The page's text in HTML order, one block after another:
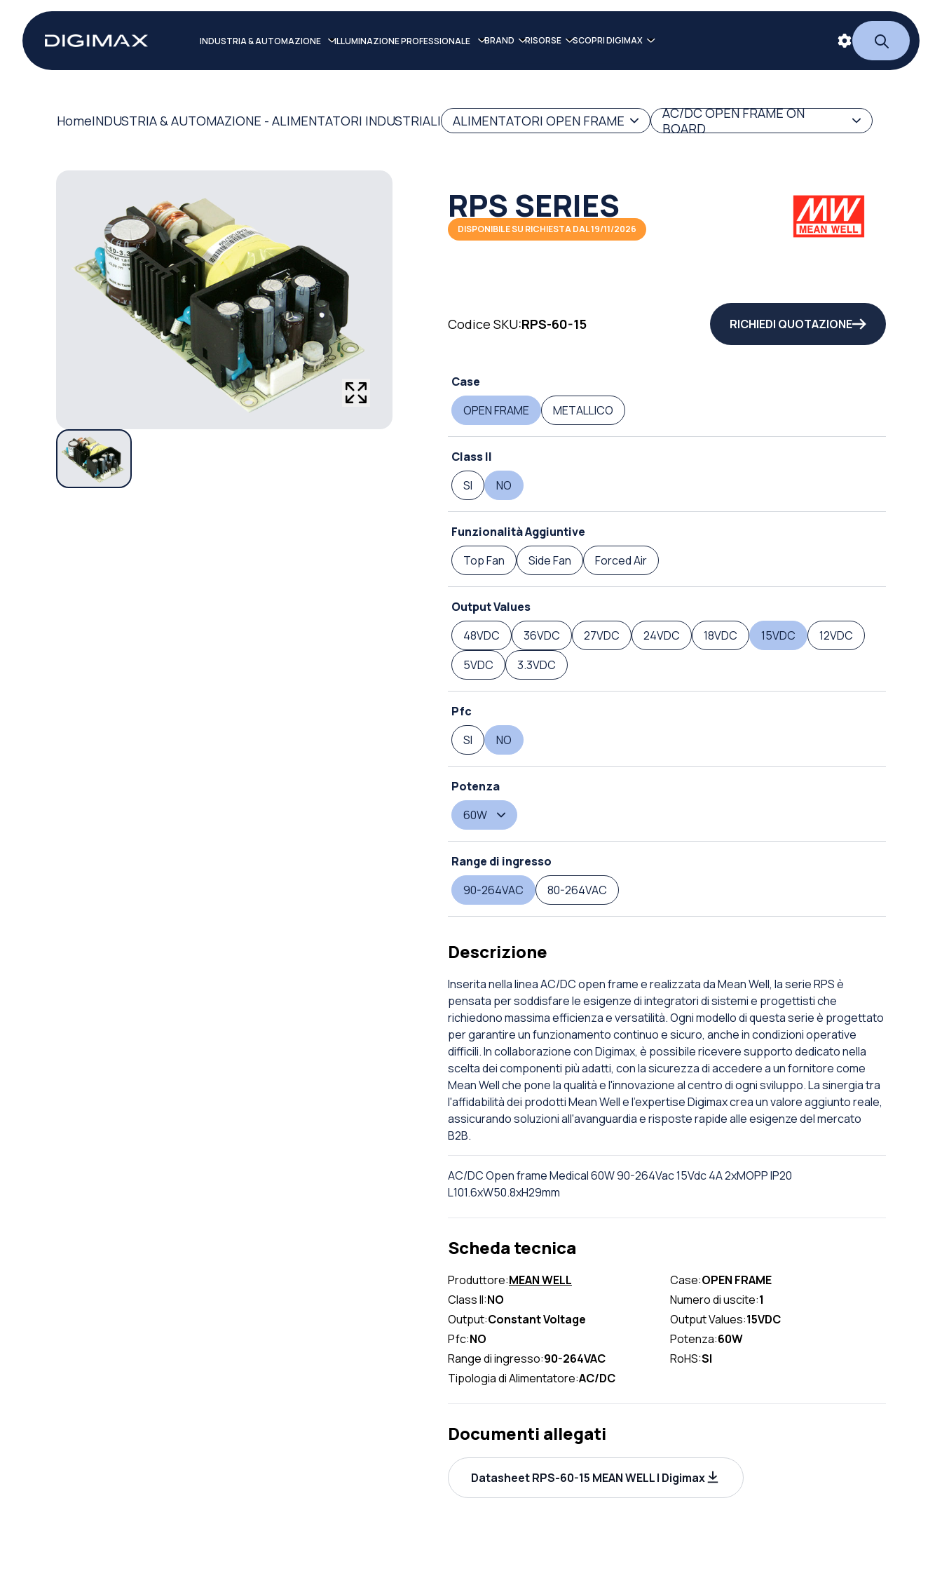
INDUSTRIA & AUTOMAZIONE ILLUMINAZIONE PROFESSIONALE BRAND RISORSE SCOPRI DIGIMAX
HomeINDUSTRIA & AUTOMAZIONE - ALIMENTATORI INDUSTRIALI ALIMENTATORI OPEN FRAME
AC/DC OPEN FRAME ON
BOARD
RPS SERIES
DISPONIBILE SU RICHIESTA DAL 19/11/2026
Codice SKU:RPS-60-15 RICHIEDI QUOTAZIONE
Case
OPEN FRAME
METALLICO
Class II
SI
NO
Funzionalità Aggiuntive
Top Fan
Side Fan Forced Air
Output Values
48VDC
36VDC 27VDC 24VDC 18VDC 15VDC
12VDC
5VDC
3.3VDC
Pfc
SI
NO
Potenza
60W
Range di ingresso
90-264VAC
80-264VAC
Descrizione
Inserita nella linea AC/DC open frame e realizzata da Mean Well, la serie RPS è
pensata per soddisfare le esigenze di integratori di sistemi e progettisti che
richiedono massima efficienza e versatilità. Ogni modello di questa serie è progettato
per garantire un funzionamento continuo e sicuro, anche in condizioni operative
difficili. In collaborazione con Digimax, è possibile ricevere supporto dedicato nella
scelta dei componenti più adatti, con la sicurezza di accedere a un fornitore come
Mean Well che pone la qualità e l'innovazione al centro di ogni sviluppo. La sinergia tra
l'affidabilità dei prodotti Mean Well e l'expertise Digimax crea un valore aggiunto reale,
assicurando soluzioni all'avanguardia e risposte rapide alle esigenze del mercato
B2B.
AC/DC Open frame Medical 60W 90-264Vac 15Vdc 4A 2xMOPP IP20
L101.6xW50.8xH29mm
Scheda tecnica
Produttore:MEAN WELL Case:OPEN FRAME
Class II:NO Numero di uscite:1
Output:Constant Voltage Output Values:15VDC
Pfc:NO Potenza:60W
Range di ingresso:90-264VAC RoHS:SI
Tipologia di Alimentatore:AC/DC
Documenti allegati
Datasheet RPS-60-15 MEAN WELL | Digimax